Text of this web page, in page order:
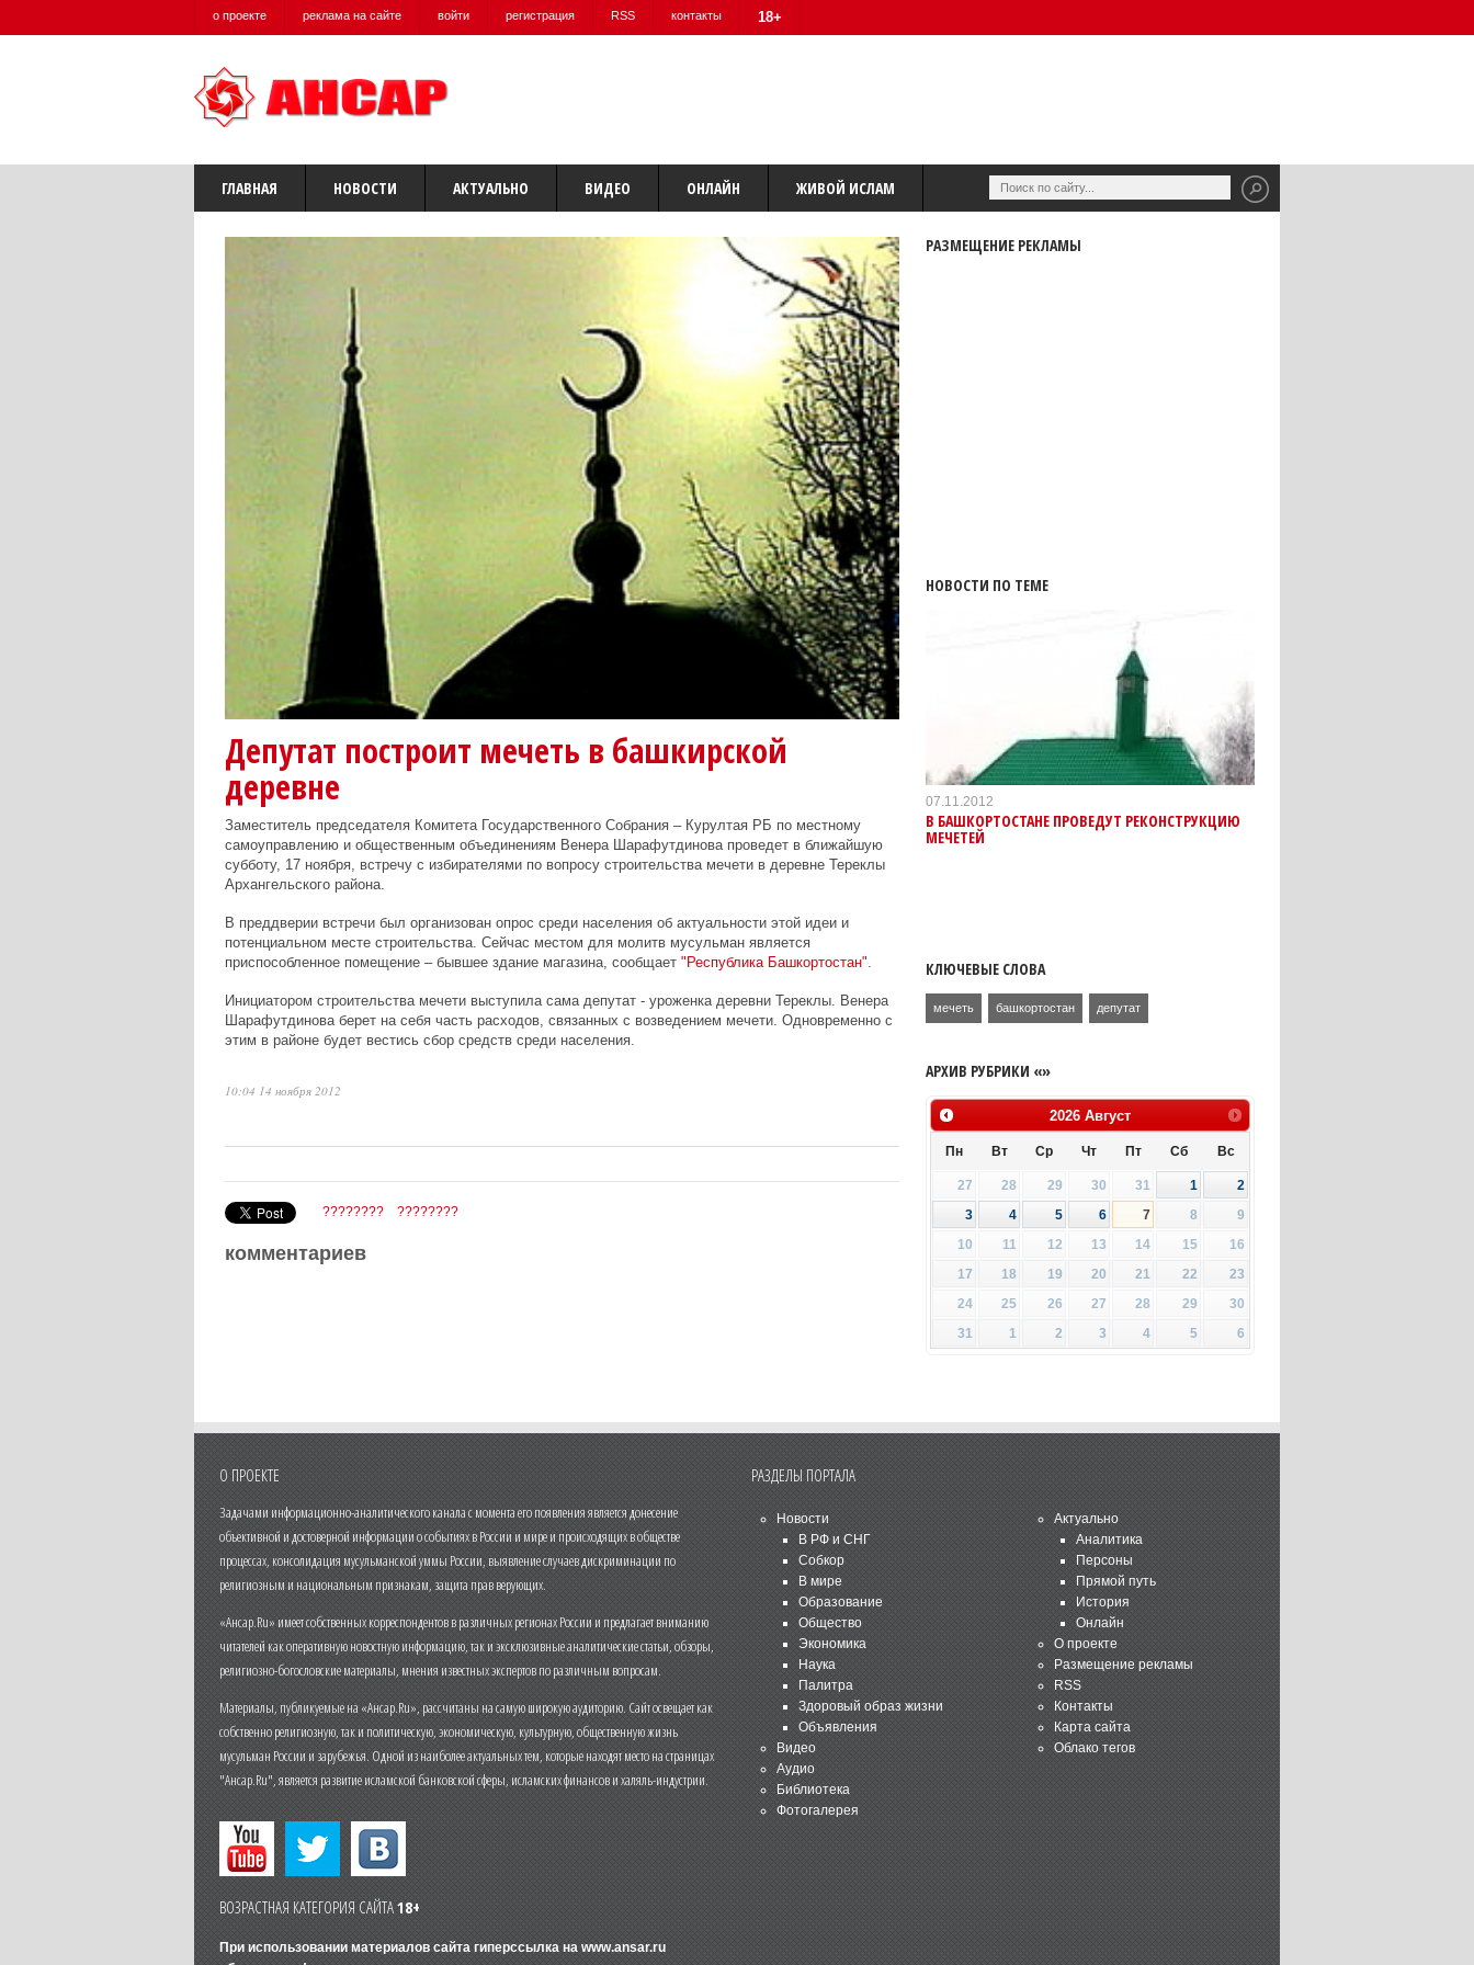
о проекте реклама на сайте войти регистрация RSS контакты 18+
ГЛАВНАЯ НОВОСТИ АКТУАЛЬНО ВИДЕО ОНЛАЙН ЖИВОЙ ИСЛАМ
Депутат построит мечеть в башкирской
деревне
Заместитель председателя Комитета Государственного Собрания – Курултая РБ по местному
самоуправлению и общественным объединениям Венера Шарафутдинова проведет в ближайшую
субботу, 17 ноября, встречу с избирателями по вопросу строительства мечети в деревне Тереклы
Архангельского района.
В преддверии встречи был организован опрос среди населения об актуальности этой идеи и
потенциальном месте строительства. Сейчас местом для молитв мусульман является
приспособленное помещение – бывшее здание магазина, сообщает "Республика Башкортостан".
Инициатором строительства мечети выступила сама депутат - уроженка деревни Тереклы. Венера
Шарафутдинова берет на себя часть расходов, связанных с возведением мечети. Одновременно с
этим в районе будет вестись сбор средств среди населения.
10:04 14 ноября 2012
???????? ????????
комментариев
РАЗМЕЩЕНИЕ РЕКЛАМЫ
НОВОСТИ ПО ТЕМЕ
07.11.2012
В БАШКОРТОСТАНЕ ПРОВЕДУТ РЕКОНСТРУКЦИЮ
МЕЧЕТЕЙ
КЛЮЧЕВЫЕ СЛОВА
мечеть башкортостан депутат
АРХИВ РУБРИКИ «»
2026 Август
Пн Вт Ср Чт Пт Сб Вс
27 28 29 30 31 1
2
3
4 5 6 7 8
9
10
11 12 13 14 15
16
17
18 19 20 21 22
23
24
25 26 27 28 29
30
31
1 2 3 4 5 6
О ПРОЕКТЕ
Задачами информационно-аналитического канала с момента его появления является донесение
объективной и достоверной информации о событиях в России и мире и происходящих в обществе
процессах, консолидация мусульманской уммы России, выявление случаев дискриминации по
религиозным и национальным признакам, защита прав верующих.
«Ансар.Ru» имеет собственных корреспондентов в различных регионах России и предлагает вниманию
читателей как оперативную новостную информацию, так и эксклюзивные аналитические статьи, обзоры,
религиозно-богословские материалы, мнения известных экспертов по различным вопросам.
Материалы, публикуемые на «Ансар.Ru», рассчитаны на самую широкую аудиторию. Сайт освещает как
собственно религиозную, так и политическую, экономическую, культурную, общественную жизнь
мусульман России и зарубежья. Одной из наиболее актуальных тем, которые находят место на страницах
"Ансар.Ru", является развитие исламской банковской сферы, исламских финансов и халяль-индустрии.
ВОЗРАСТНАЯ КАТЕГОРИЯ САЙТА18+
При использовании материалов сайта гиперссылка на www.ansar.ru
РАЗДЕЛЫ ПОРТАЛА
Новости
В РФ и СНГ
Собкор
В мире
Образование
Общество
Экономика
Наука
Палитра
Здоровый образ жизни
Объявления
Видео
Аудио
Библиотека
Фотогалерея
Актуально
Аналитика
Персоны
Прямой путь
История
Онлайн
О проекте
Размещение рекламы
RSS
Контакты
Карта сайта
Облако тегов